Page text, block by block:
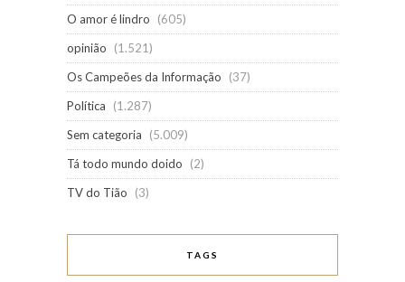
O amor é lindro
(605)
opinião
(1.521)
Os Campeões da Informação
(37)
Política
(1.287)
Sem categoria
(5.009)
Tá todo mundo doido
(2)
TV do Tião
(3)
TAGS